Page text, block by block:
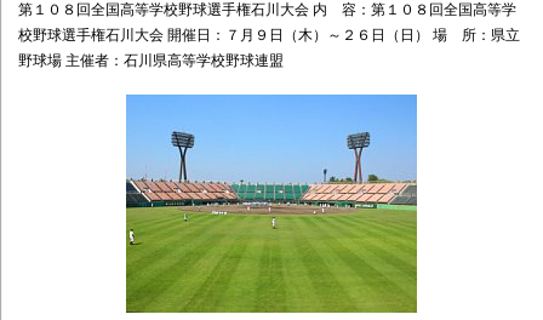
第１０８回全国高等学校野球選手権石川大会 内 容：第１０８回全国高等学
校野球選手権石川大会 開催日：７月９日（木）～２６日（日） 場 所：県立
野球場 主催者：石川県高等学校野球連盟